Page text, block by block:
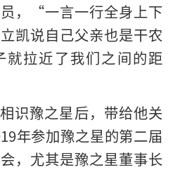
，“一言一行全身上下
凯说自己父亲也是干农
就拉近了我们之间的距
识豫之星后，带给他关
年参加豫之星的第二届
，尤其是豫之星董事长